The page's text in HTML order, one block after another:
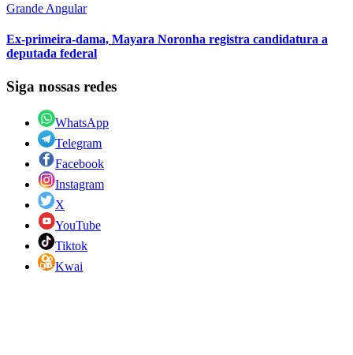
Grande Angular
Ex-primeira-dama, Mayara Noronha registra candidatura a
deputada federal
Siga nossas redes
WhatsApp
Telegram
Facebook
Instagram
X
YouTube
Tiktok
Kwai